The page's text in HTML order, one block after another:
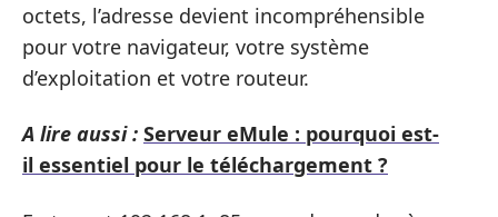
octets, l’adresse devient incompréhensible
pour votre navigateur, votre système
d’exploitation et votre routeur.
A lire aussi : Serveur eMule : pourquoi est-
il essentiel pour le téléchargement ?